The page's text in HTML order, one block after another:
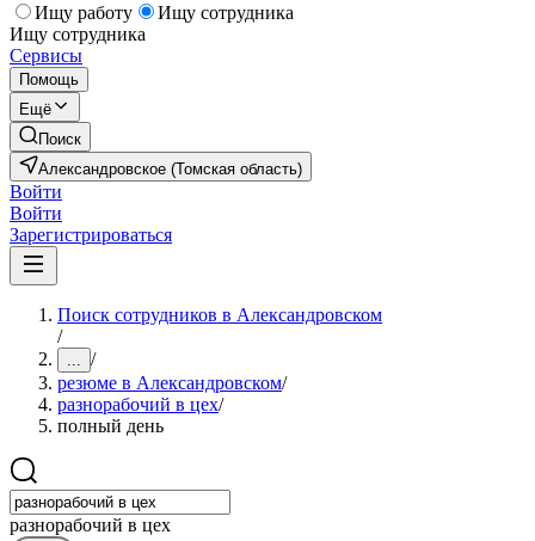
Ищу работу
Ищу сотрудника
Ищу сотрудника
Сервисы
Помощь
Ещё
Поиск
Александровское (Томская область)
Войти
Войти
Зарегистрироваться
Поиск сотрудников в Александровском
/
... /
резюме в Александровском/
разнорабочий в цех/
полный день
разнорабочий в цех